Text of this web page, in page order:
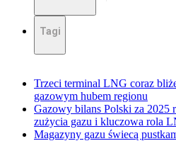
Tagi
Trzeci terminal LNG coraz
gazowym hubem regionu
Gazowy bilans Polski za 2025
zużycia gazu i kluczowa rola
Magazyny gazu świecą